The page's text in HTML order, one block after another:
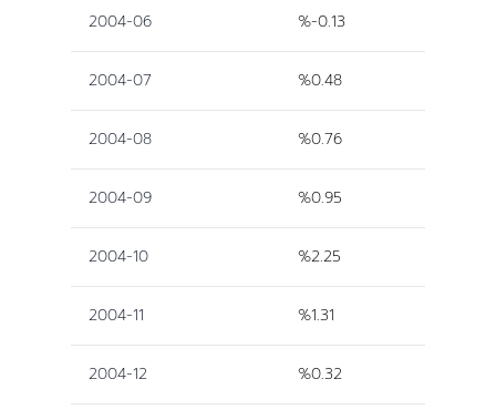
2004-06 %-0.13
2004-07 %0.48
2004-08 %0.76
2004-09 %0.95
2004-10 %2.25
2004-11 %1.31
2004-12 %0.32